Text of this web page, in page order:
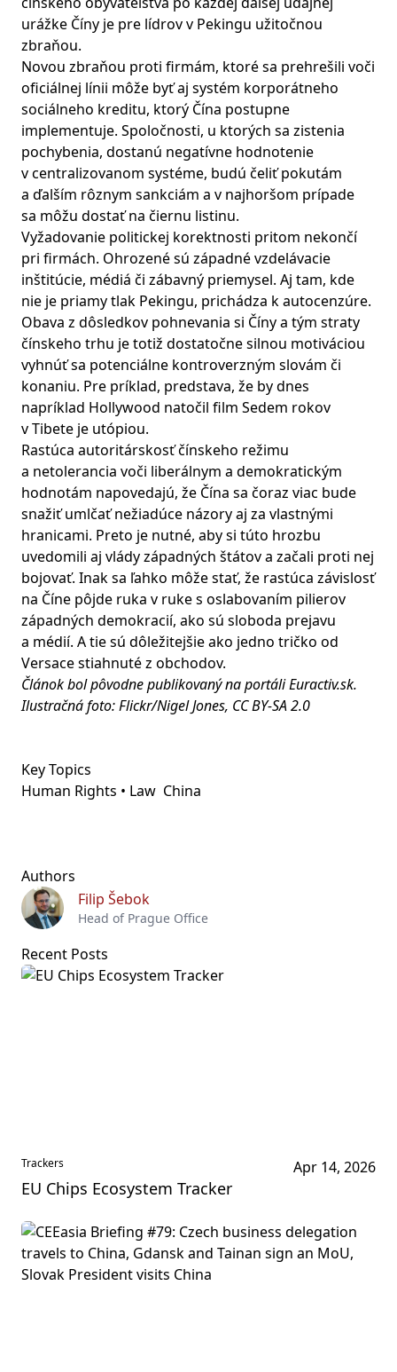
urážke Číny je pre lídrov v Pekingu užitočnou
zbraňou.
Novou zbraňou proti firmám, ktoré sa prehrešili voči
oficiálnej línii môže byť aj systém korporátneho
sociálneho kreditu, ktorý Čína postupne
implementuje. Spoločnosti, u ktorých sa zistenia
pochybenia, dostanú negatívne hodnotenie
v centralizovanom systéme, budú čeliť pokutám
a ďalším rôznym sankciám a v najhoršom prípade
sa môžu dostať na čiernu listinu.
Vyžadovanie politickej korektnosti pritom nekončí
pri firmách. Ohrozené sú západné vzdelávacie
inštitúcie, médiá či zábavný priemysel. Aj tam, kde
nie je priamy tlak Pekingu, prichádza k autocenzúre.
Obava z dôsledkov pohnevania si Číny a tým straty
čínskeho trhu je totiž dostatočne silnou motiváciou
vyhnúť sa potenciálne kontroverzným slovám či
konaniu. Pre príklad, predstava, že by dnes
napríklad Hollywood natočil film Sedem rokov
v Tibete je utópiou.
Rastúca autoritárskosť čínskeho režimu
a netolerancia voči liberálnym a demokratickým
hodnotám napovedajú, že Čína sa čoraz viac bude
snažiť umlčať nežiadúce názory aj za vlastnými
hranicami. Preto je nutné, aby si túto hrozbu
uvedomili aj vlády západných štátov a začali proti nej
bojovať. Inak sa ľahko môže stať, že rastúca závislosť
na Číne pôjde ruka v ruke s oslabovaním pilierov
západných demokracií, ako sú sloboda prejavu
a médií. A tie sú dôležitejšie ako jedno tričko od
Versace stiahnuté z obchodov.
Článok bol pôvodne publikovaný naportáli Euractiv.sk.
Ilustračná foto:Flickr/Nigel Jones, CC BY-SA 2.0
Key Topics
Human Rights • Law China
Authors
Filip Šebok
Head of Prague Office
Recent Posts
Trackers Apr 14, 2026
EU Chips Ecosystem Tracker